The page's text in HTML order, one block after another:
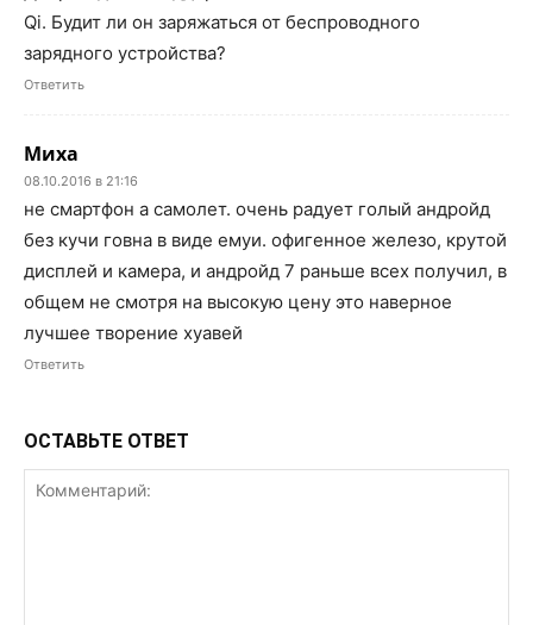
Qi. Будит ли он заряжаться от беспроводного
зарядного устройства?
Ответить
Миха
08.10.2016 в 21:16
не смартфон а самолет. очень радует голый андройд
без кучи говна в виде емуи. офигенное железо, крутой
дисплей и камера, и андройд 7 раньше всех получил, в
общем не смотря на высокую цену это наверное
лучшее творение хуавей
Ответить
ОСТАВЬТЕ ОТВЕТ